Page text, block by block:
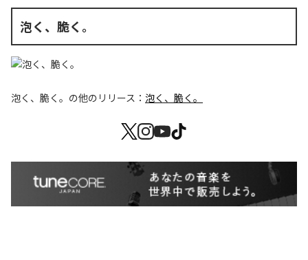
泡く、脆く。
泡く、脆く。 の他のリリース： 泡く、脆く。